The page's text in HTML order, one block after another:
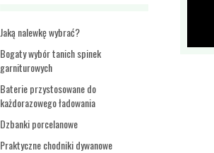
Jaką nalewkę wybrać?
Bogaty wybór tanich spinek
garniturowych
Baterie przystosowane do
każdorazowego ładowania
Dzbanki porcelanowe
Praktyczne chodniki dywanowe